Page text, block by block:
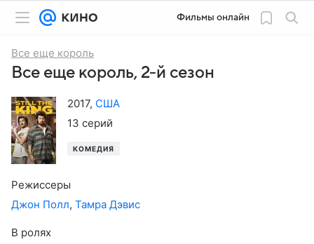
Фильмы онлайн
Все еще король
Все еще король, 2-й сезон
2017, США
13 серий
КОМЕДИЯ
Режиссеры
Джон Полл, Тамра Дэвис
В ролях